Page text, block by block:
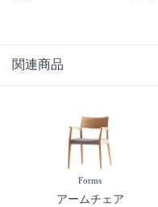
関連商品
Forms
アームチェア